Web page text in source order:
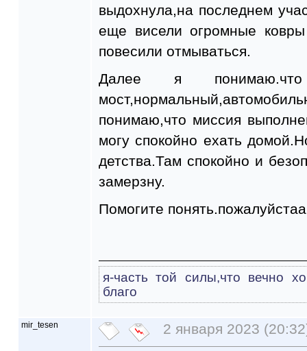
выдохнула,на последнем
еще висели огромные
повесили отмываться.
Далее я
понимаю,что миссия
могу спокойно ехать
детства.Там спокойно и
замерзну.
Помогите
я-часть той силы,что вечно
благо
mir_tesen 2 января 2023